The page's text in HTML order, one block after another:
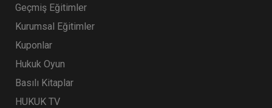
Geçmiş Eğitimler
Kurumsal Eğitimler
Kuponlar
Hukuk Oyun
Basılı Kitaplar
HUKUK TV